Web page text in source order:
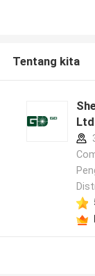
Tentang kita